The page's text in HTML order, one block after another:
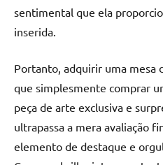
sentimental que ela
inserida.
Portanto, adquirir uma mesa
que simplesmente comprar
peça de arte exclusiva e
ultrapassa a mera avaliação
elemento de destaque e